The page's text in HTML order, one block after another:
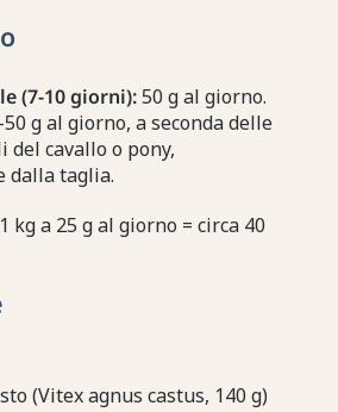
(7-10 giorni):50 g al giorno.
50 g al giorno, a seconda delle
cavallo o pony,
dalla taglia.
1 kg a 25 g al giorno = circa 40
(Vitex agnus castus, 140 g)